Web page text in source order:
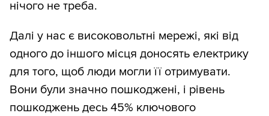
нічого не треба.
Далі у нас є високовольтні мережі, які від
одного до іншого місця доносять електрику
для того, щоб люди могли її отримувати.
Вони були значно пошкоджені, і рівень
пошкоджень десь 45% ключового